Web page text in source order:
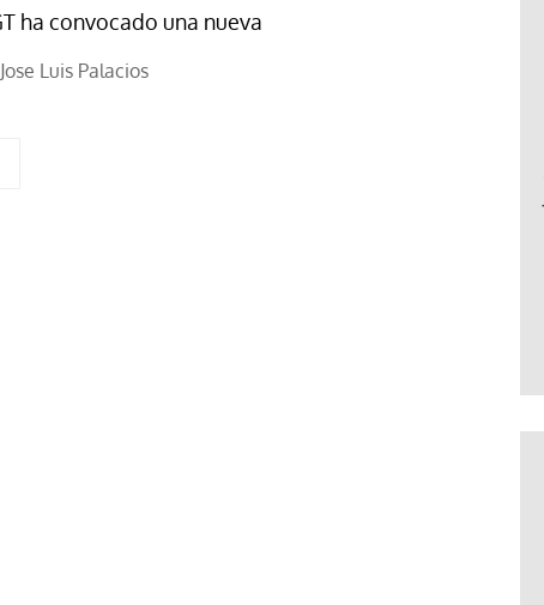
ha convocado una nueva
Jose Luis Palacios